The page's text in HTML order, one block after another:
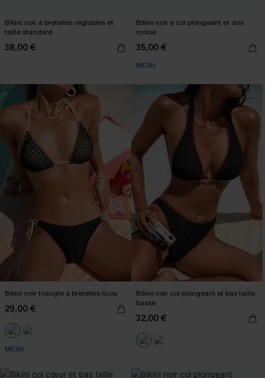
Bikini noir à bretelles réglables et
taille standard
38,00 €
Bikini noir à col plongeant et dos
croisé
35,00 €
MESH
Bikini noir triangle à bretelles licou
29,00 €
MESH
Bikini noir col plongeant et bas taille
basse
32,00 €